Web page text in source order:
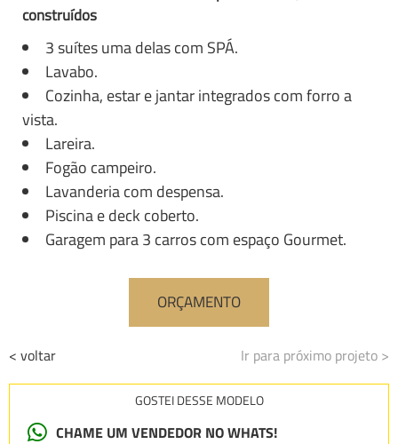
construídos
3 suítes uma delas com SPÁ.
Lavabo.
Cozinha, estar e jantar integrados com forro a
vista.
Lareira.
Fogão campeiro.
Lavanderia com despensa.
Piscina e deck coberto.
Garagem para 3 carros com espaço Gourmet.
ORÇAMENTO
< voltar Ir para próximo projeto >
GOSTEI DESSE MODELO
CHAME UM VENDEDOR NO WHATS!